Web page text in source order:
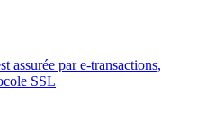
assurée par e-transactions,
SSL